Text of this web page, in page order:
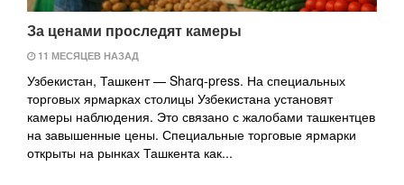
За ценами проследят камеры
11 МЕСЯЦЕВ НАЗАД
Узбекистан, Ташкент — Sharq-press. На специальных
торговых ярмарках столицы Узбекистана установят
камеры наблюдения. Это связано с жалобами ташкентцев
на завышенные цены. Специальные торговые ярмарки
открыты на рынках Ташкента как...